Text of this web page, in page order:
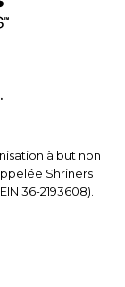
à but non
Shriners
36-2193608).